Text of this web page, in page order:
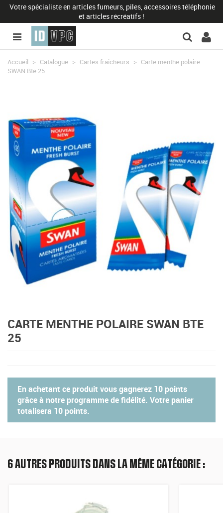
Votre spécialiste en articles fumeurs, piles, accessoires téléphonie
et articles récréatifs !
Accueil > Catalogue > Cartes fraicheurs > Carte menthe polaire
SWAN Bte 25
CARTE MENTHE POLAIRE SWAN BTE
25
En achetant ce produit vous gagnerez 10 points
grâce à notre programme de fidélité. Votre panier
totalisera 10 points.
6 AUTRES PRODUITS DANS LA MÊME CATÉGORIE :